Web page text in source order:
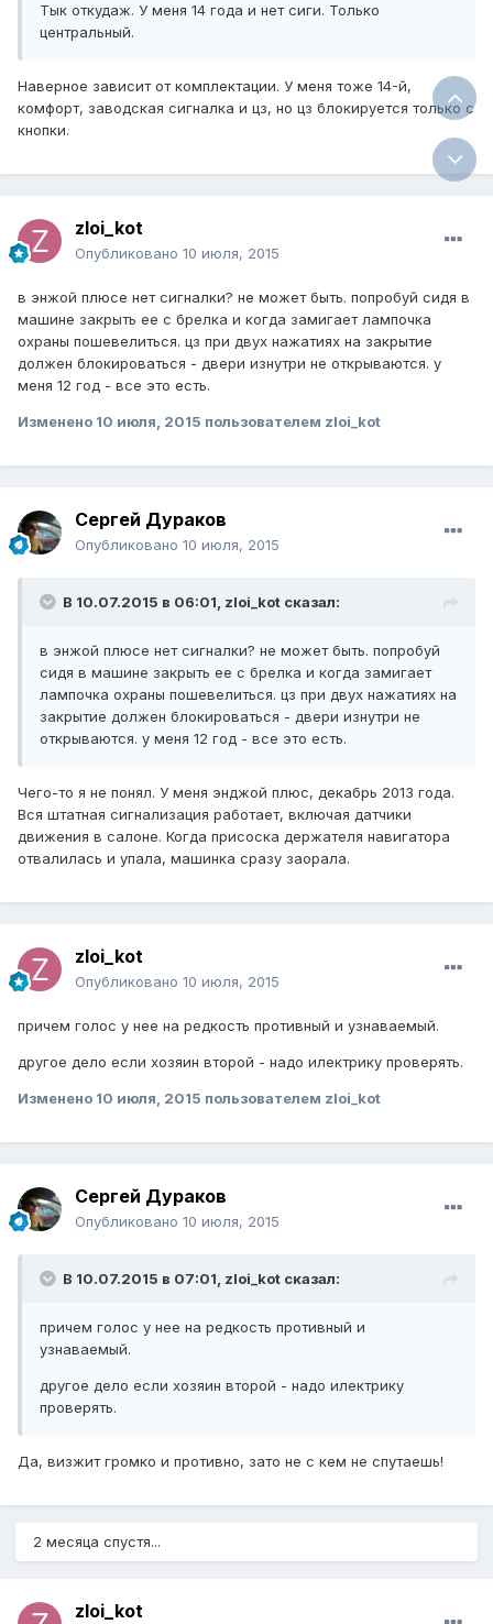
Тык откудаж. У меня 14 года и нет сиги. Только
центральный.
Наверное зависит от комплектации. У меня тоже 14-й,
комфорт, заводская сигналка и цз, но цз блокируется только с
кнопки.
zloi_kot
Опубликовано 10 июля, 2015
в энжой плюсе нет сигналки? не может быть. попробуй сидя в
машине закрыть ее с брелка и когда замигает лампочка
охраны пошевелиться. цз при двух нажатиях на закрытие
должен блокироваться - двери изнутри не открываются. у
меня 12 год - все это есть.
Изменено 10 июля, 2015 пользователем zloi_kot
Сергей Дураков
Опубликовано 10 июля, 2015
В 10.07.2015 в 06:01, zloi_kot сказал:
в энжой плюсе нет сигналки? не может быть. попробуй
сидя в машине закрыть ее с брелка и когда замигает
лампочка охраны пошевелиться. цз при двух нажатиях на
закрытие должен блокироваться - двери изнутри не
открываются. у меня 12 год - все это есть.
Чего-то я не понял. У меня энджой плюс, декабрь 2013 года.
Вся штатная сигнализация работает, включая датчики
движения в салоне. Когда присоска держателя навигатора
отвалилась и упала, машинка сразу заорала.
zloi_kot
Опубликовано 10 июля, 2015
причем голос у нее на редкость противный и узнаваемый.
другое дело если хозяин второй - надо илектрику проверять.
Изменено 10 июля, 2015 пользователем zloi_kot
Сергей Дураков
Опубликовано 10 июля, 2015
В 10.07.2015 в 07:01, zloi_kot сказал:
причем голос у нее на редкость противный и
узнаваемый.
другое дело если хозяин второй - надо илектрику
проверять.
Да, визжит громко и противно, зато не с кем не спутаешь!
2 месяца спустя...
zloi_kot